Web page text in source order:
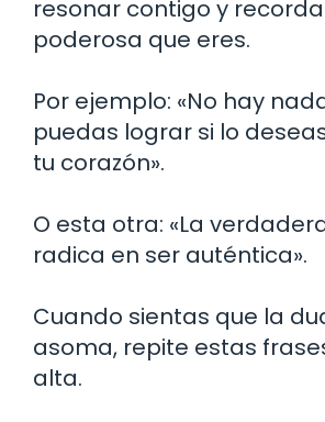
resonar contigo y
poderosa que eres.
Por ejemplo: «No hay
puedas lograr si lo
tu corazón».
O esta otra: «La
radica en ser auténtica».
Cuando sientas que la
asoma, repite estas
alta.